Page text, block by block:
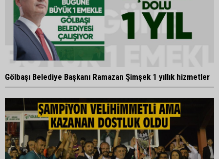
Gölbaşı Belediye Başkanı Ramazan Şimşek 1 yıllık hizmetler